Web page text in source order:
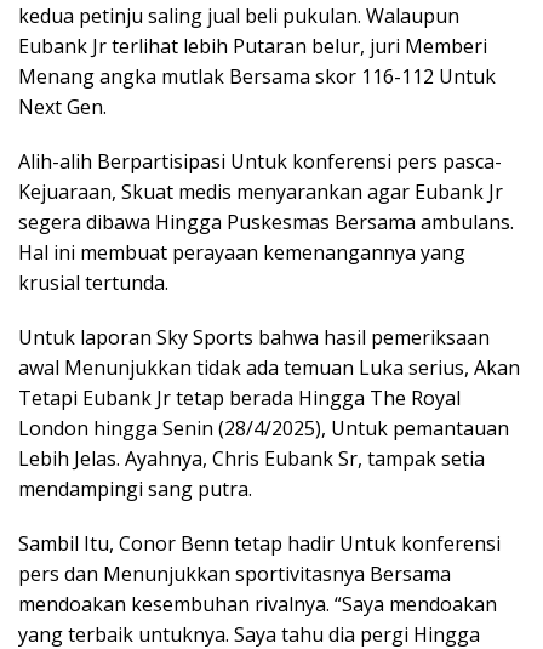
kedua petinju saling jual beli pukulan. Walaupun
Eubank Jr terlihat lebih Putaran belur, juri Memberi
Menang angka mutlak Bersama skor 116-112 Untuk
Next Gen.
Alih-alih Berpartisipasi Untuk konferensi pers pasca-
Kejuaraan, Skuat medis menyarankan agar Eubank Jr
segera dibawa Hingga Puskesmas Bersama ambulans.
Hal ini membuat perayaan kemenangannya yang
krusial tertunda.
Untuk laporan Sky Sports bahwa hasil pemeriksaan
awal Menunjukkan tidak ada temuan Luka serius, Akan
Tetapi Eubank Jr tetap berada Hingga The Royal
London hingga Senin (28/4/2025), Untuk pemantauan
Lebih Jelas. Ayahnya, Chris Eubank Sr, tampak setia
mendampingi sang putra.
Sambil Itu, Conor Benn tetap hadir Untuk konferensi
pers dan Menunjukkan sportivitasnya Bersama
mendoakan kesembuhan rivalnya. “Saya mendoakan
yang terbaik untuknya. Saya tahu dia pergi Hingga